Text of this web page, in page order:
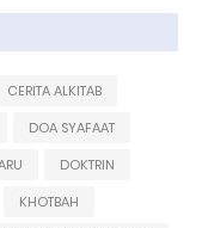
CERITA ALKITAB
DOA SYAFAAT
DOKTRIN
KHOTBAH